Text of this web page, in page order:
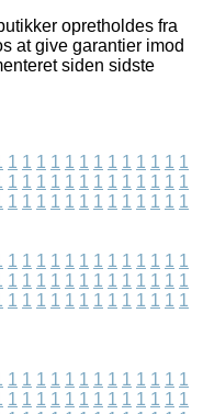
opretholdes fra
at give garantier imod
siden sidste
1 1 1 1 1 1 1 1 1 1 1 1 1
1 1 1 1 1 1 1 1 1 1 1 1 1
1 1 1 1 1 1 1 1 1 1 1 1 1
1 1 1 1 1 1 1 1 1 1 1 1 1
1 1 1 1 1 1 1 1 1 1 1 1 1
1 1 1 1 1 1 1 1 1 1 1 1 1
1 1 1 1 1 1 1 1 1 1 1 1 1
1 1 1 1 1 1 1 1 1 1 1 1 1